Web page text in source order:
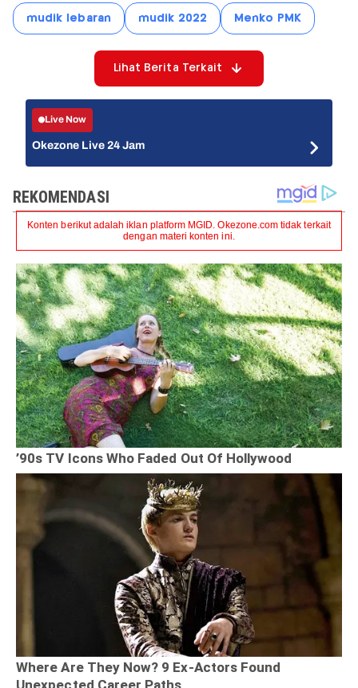
mudik lebaran mudik 2022 Menko PMK
Lihat Berita Terkait
Live Now
Okezone Live 24 Jam